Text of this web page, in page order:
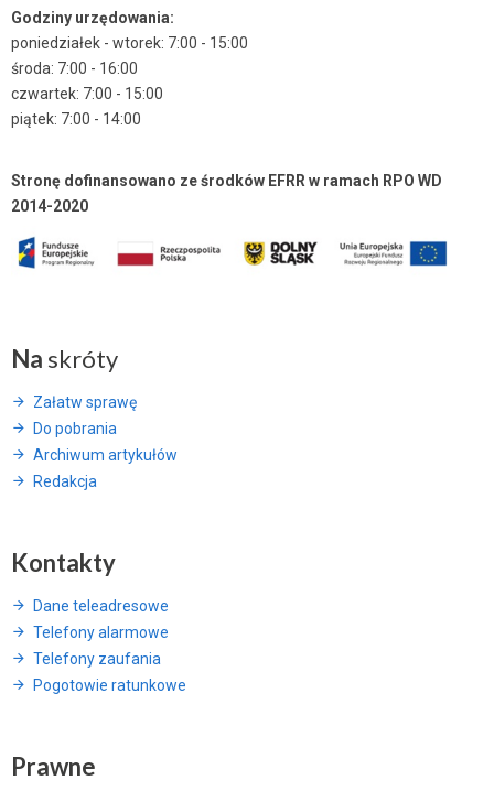
Godziny urzędowania:
poniedziałek - wtorek: 7:00 - 15:00
środa: 7:00 - 16:00
czwartek: 7:00 - 15:00
piątek: 7:00 - 14:00
Stronę dofinansowano ze środków EFRR w ramach RPO WD
2014-2020
Na skróty
Załatw sprawę
Do pobrania
Archiwum artykułów
Redakcja
Kontakty
Dane teleadresowe
Telefony alarmowe
Telefony zaufania
Pogotowie ratunkowe
Prawne